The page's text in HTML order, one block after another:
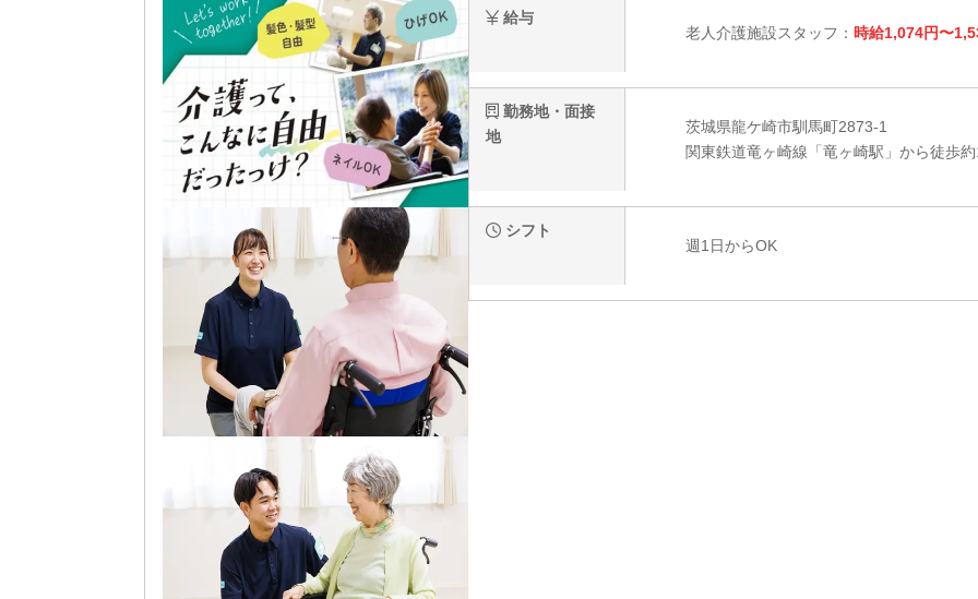
給与
老人介護施設スタッフ： 時給1,074円〜
勤務地・面接
地
茨城県龍ケ崎市馴馬町2873-1
関東鉄道竜ヶ崎線「竜ヶ崎駅」から徒歩
シフト
週1日からOK